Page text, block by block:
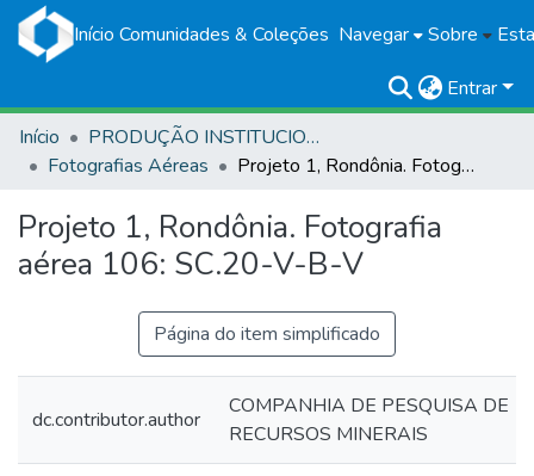
Início Comunidades & Coleções Navegar Sobre
Entrar
Início
PRODUÇÃO INSTITUCIONAL
Fotografias Aéreas
Projeto 1, Rondônia. Fotografia aérea 106: SC.20-V-B-V
Projeto 1, Rondônia. Fotografia
aérea 106: SC.20-V-B-V
Página do item simplificado
dc.contributor.author
COMPANHIA DE PESQUISA DE
RECURSOS MINERAIS